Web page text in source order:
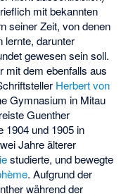
mit bekannten
seiner Zeit, von denen
lernte, darunter
gewesen sein soll.
mit dem ebenfalls aus
Herbert von
Gymnasium in Mitau
Guenther
1904 und 1905 in
Jahre älterer
studierte, und bewegte
. Aufgrund der
während der